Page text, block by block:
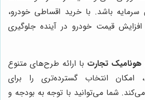
باشد. با خرید اقساطی خودرو،
قیمت خودرو در آینده جلوگیری
هونامیک تجارت با ارائه طرح‌های متنوع
امکان انتخاب گسترده‌تری را برای
شما می‌توانید با توجه به بودجه و